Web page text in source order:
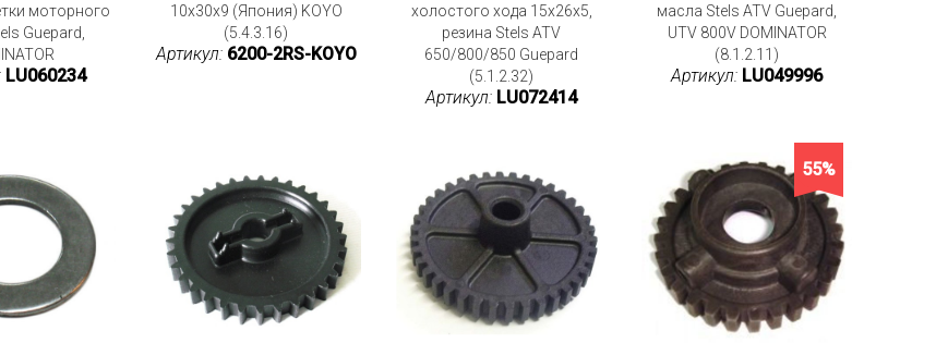
моторного
Guepard,
LU060234
10x30x9 (Япония) KOYO
(5.4.3.16)
Артикул: 6200-2RS-KOYO
холостого хода 15x26x5,
резина Stels ATV
650/800/850 Guepard
(5.1.2.32)
Артикул: LU072414
масла Stels ATV Guepard,
UTV 800V DOMINATOR
(8.1.2.11)
Артикул: LU049996
55%